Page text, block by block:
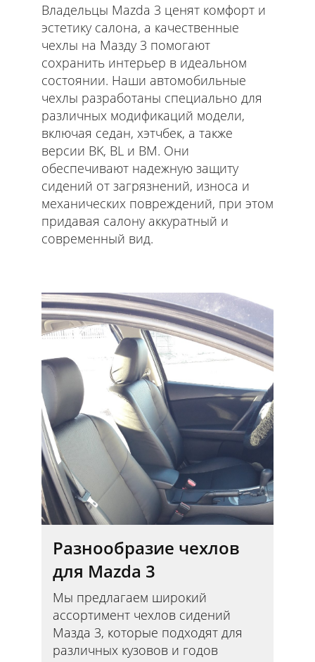
Владельцы Mazda 3 ценят комфорт и
эстетику салона, а качественные
чехлы на Мазду 3 помогают
сохранить интерьер в идеальном
состоянии. Наши автомобильные
чехлы разработаны специально для
различных модификаций модели,
включая седан, хэтчбек, а также
версии BK, BL и BM. Они
обеспечивают надежную защиту
сидений от загрязнений, износа и
механических повреждений, при этом
придавая салону аккуратный и
современный вид.
Разнообразие чехлов
для Mazda 3
Мы предлагаем широкий
ассортимент чехлов сидений
Мазда 3, которые подходят для
различных кузовов и годов